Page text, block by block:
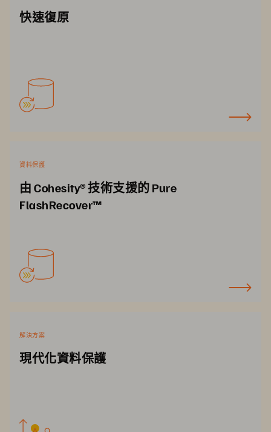
快速復原
資料保護
由 Cohesity® 技術支援的 Pure
FlashRecover™
解決方案
現代化資料保護